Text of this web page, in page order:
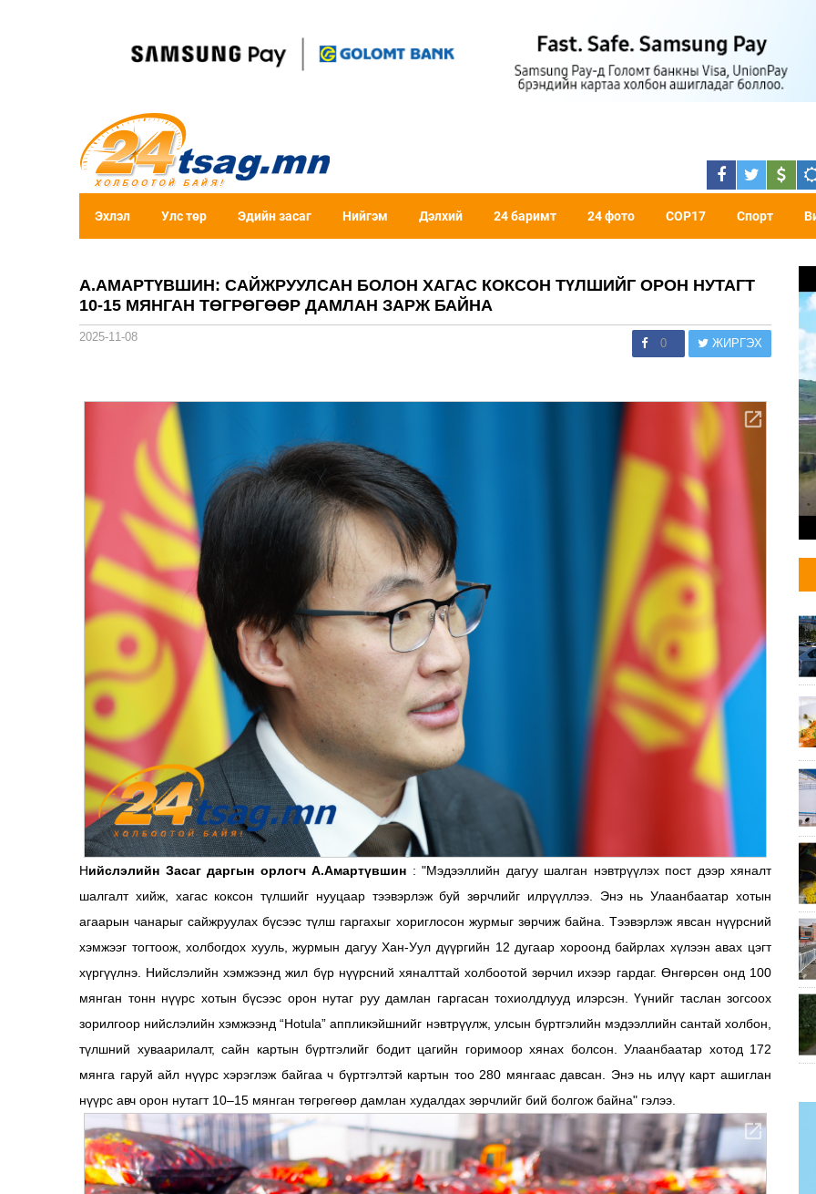
Эхлэл Улс төр Эдийн засаг Нийгэм Дэлхий 24 баримт 24 фото COP17 Спорт
А.АМАРТҮВШИН: САЙЖРУУЛСАН БОЛОН ХАГАС КОКСОН ТҮЛШИЙГ ОРОН НУТАГТ
10-15 МЯНГАН ТӨГРӨГӨӨР ДАМЛАН ЗАРЖ БАЙНА
2025-11-08 0 ЖИРГЭХ
Нийслэлийн Засаг даргын орлогч А.Амартүвшин : "Мэдээллийн дагуу шалган нэвтрүүлэх пост дээр хяналт
шалгалт хийж, хагас коксон түлшийг нууцаар тээвэрлэж буй зөрчлийг илрүүллээ. Энэ нь Улаанбаатар хотын
агаарын чанарыг сайжруулах бүсээс түлш гаргахыг хориглосон журмыг зөрчиж байна. Тээвэрлэж явсан нүүрсний
хэмжээг тогтоож, холбогдох хууль, журмын дагуу Хан-Уул дүүргийн 12 дугаар хороонд байрлах хүлээн авах цэгт
хүргүүлнэ. Нийслэлийн хэмжээнд жил бүр нүүрсний хяналттай холбоотой зөрчил ихээр гардаг. Өнгөрсөн онд 100
мянган тонн нүүрс хотын бүсээс орон нутаг руу дамлан гаргасан тохиолдлууд илэрсэн. Үүнийг таслан зогсоох
зорилгоор нийслэлийн хэмжээнд “Hotula” аппликэйшнийг нэвтрүүлж, улсын бүртгэлийн мэдээллийн сантай холбон,
түлшний хуваарилалт, сайн картын бүртгэлийг бодит цагийн горимоор хянах болсон. Улаанбаатар хотод 172
мянга гаруй айл нүүрс хэрэглэж байгаа ч бүртгэлтэй картын тоо 280 мянгаас давсан. Энэ нь илүү карт ашиглан
нүүрс авч орон нутагт 10–15 мянган төгрөгөөр дамлан худалдах зөрчлийг бий болгож байна" гэлээ.